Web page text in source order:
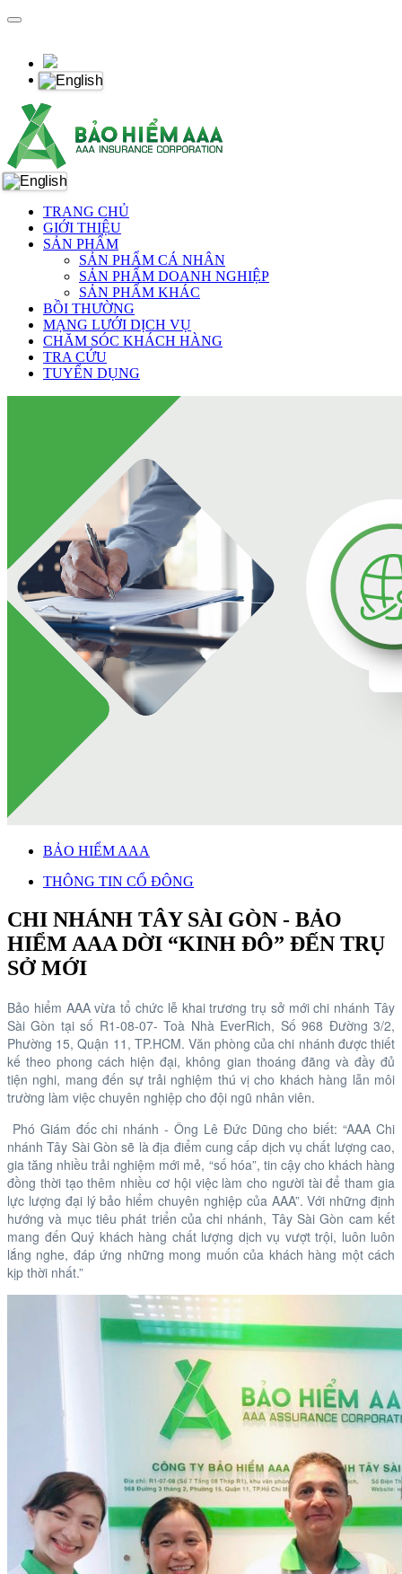
TRANG CHỦ
GIỚI THIỆU
SẢN PHẨM
SẢN PHẨM CÁ NHÂN
SẢN PHẨM DOANH NGHIỆP
SẢN PHẨM KHÁC
BỒI THƯỜNG
MẠNG LƯỚI DỊCH VỤ
CHĂM SÓC KHÁCH HÀNG
TRA CỨU
TUYỂN DỤNG
BẢO HIỂM AAA
THÔNG TIN CỔ ĐÔNG
CHI NHÁNH TÂY SÀI GÒN - BẢO
HIỂM AAA DỜI “KINH ĐÔ” ĐẾN TRỤ
SỞ MỚI
Bảo hiểm AAA vừa tổ chức lễ khai trương trụ sở mới chi nhánh Tây
Sài Gòn tại số R1-08-07- Toà Nhà EverRich, Số 968 Đường 3/2,
Phường 15, Quận 11, TP.HCM. Văn phòng của chi nhánh được thiết
kế theo phong cách hiện đại, không gian thoáng đãng và đầy đủ
tiện nghi, mang đến sự trải nghiệm thú vị cho khách hàng lẫn môi
trường làm việc chuyên nghiệp cho đội ngũ nhân viên.
Phó Giám đốc chi nhánh - Ông Lê Đức Dũng cho biết: “AAA Chi
nhánh Tây Sài Gòn sẽ là địa điểm cung cấp dịch vụ chất lượng cao,
gia tăng nhiều trải nghiệm mới mẻ, “số hóa”, tin cậy cho khách hàng
đồng thời tạo thêm nhiều cơ hội việc làm cho người tài để tham gia
lực lượng đại lý bảo hiểm chuyên nghiệp của AAA”. Với những định
hướng và mục tiêu phát triển của chi nhánh, Tây Sài Gòn cam kết
mang đến Quý khách hàng chất lượng dịch vụ vượt trội, luôn luôn
lắng nghe, đáp ứng những mong muốn của khách hàng một cách
kịp thời nhất.”